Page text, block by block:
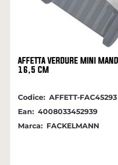
AFFETTA VERDURE MINI
16,5 CM
Codice: AFFETT-FAC45293
Ean: 4008033452939
Marca: FACKELMANN